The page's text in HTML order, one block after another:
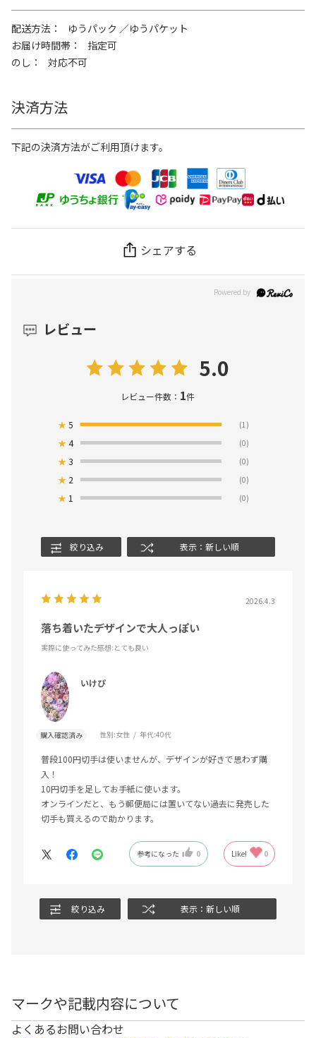
配送方法 ゆうパック
ゆうパケット
お届け時間帯
指定可
のし
対応不可
決済方法
下記の決済方法がご利用頂けます。
シェアする
レビュー
5.0
レビュー件数： 1件
★5 (1)
★4 (0)
★3 (0)
★ 2 (0)
★ 1 (0)
絞り込み 表示：新しい順
2026.4.3
落ち着いたデザインで大人っぽい
実際に使ってみた感想:とても良い
いけぴ
購入確認済み 性別:女性 年代:40代
普段100円切手は使いませんが、デザインが好きで思わず購
入！
10円切手を足してお手紙に使います。
オンラインだと、もう郵便局には置いてない過去に発売した
切手も買えるので助かります。
参考になった 0 Like! 0
絞り込み 表示：新しい順
マークや記載内容について
よくあるお問い合わせ